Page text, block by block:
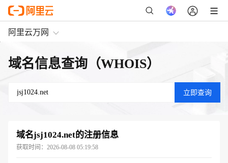
阿里云万网
域名信息查询（WHOIS）
域名jsj1024.net的注册信息
获取时间： 2026-08-08 05:19:58